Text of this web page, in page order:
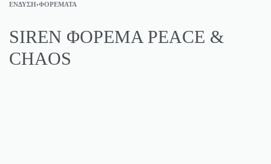
ΈΝΔΥΣΗ›ΦΟΡΈΜΑΤΑ
SIREN ΦΟΡΕΜΑ PEACE &
CHAOS